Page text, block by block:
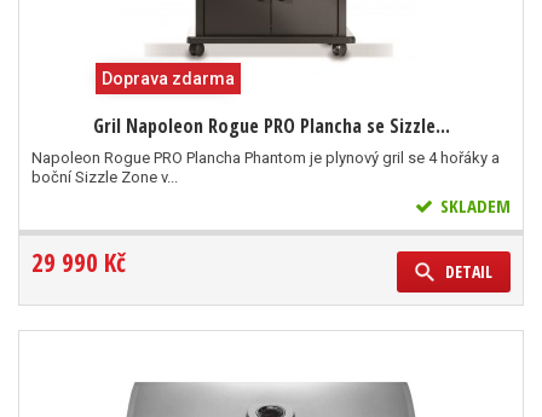
Doprava zdarma
Gril Napoleon Rogue PRO Plancha se Sizzle...
Napoleon Rogue PRO Plancha Phantom je plynový gril se 4 hořáky a
boční Sizzle Zone v...
SKLADEM
29 990 Kč DETAIL